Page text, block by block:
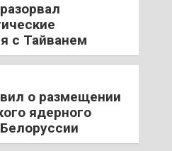
с Тайванем
о размещении
ядерного